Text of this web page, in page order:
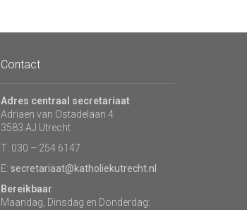
Contact
Adres centraal secretariaat
Adriaen van Ostadelaan 4
3583 AJ Utrecht
T: 030 – 254 6147
E: secretariaat@katholiekutrecht.nl
Bereikbaar
Maandag, Dinsdag en Donderdag: